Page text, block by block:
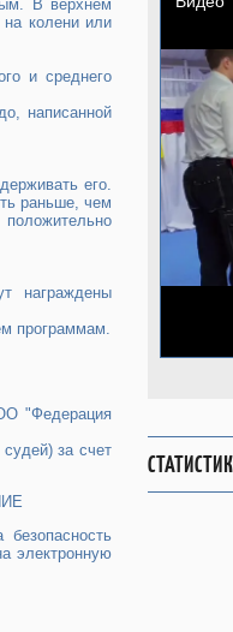
В верхнем
колени или
и среднего
написанной
его.
раньше, чем
награждены
программам.
"Федерация
за счет
электронную